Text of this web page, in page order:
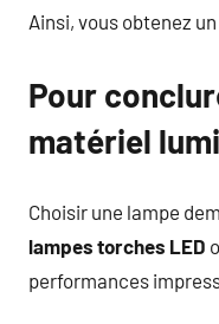
Ainsi, vous obtenez un
Pour
matériel
Choisir une lampe
lampes torches LED
performances